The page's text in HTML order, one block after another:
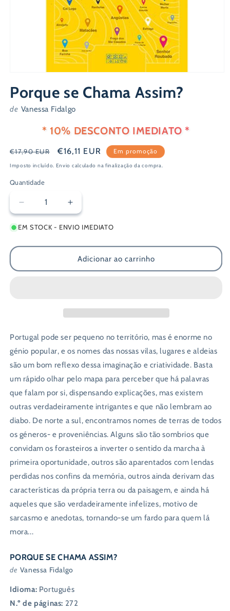
multimédia
1
em
modal
Porque se Chama Assim?
de Vanessa Fidalgo
* 10% DESCONTO IMEDIATO *
Preço
normal
€17,90 EUR
Preço
de
€16,11 EUR Em promoção
Imposto incluído. Envio calculado na finalização da compra.
Quantidade
Diminuir
a
quantidade
Porque
Chama
Aumentar
a
quantidade
Porque
se
Chama
EM STOCK - ENVIO IMEDIATO
Adicionar ao carrinho
Portugal pode ser pequeno no território, mas é enorme no
génio popular, e os nomes das nossas vilas, lugares e aldeias
são um bom reflexo dessa imaginação e criatividade. Basta
um rápido olhar pelo mapa para perceber que há palavras
que falam por si, dispensando explicações, mas existem
outras verdadeiramente intrigantes e que não lembram ao
diabo. De norte a sul, encontramos nomes de terras de todos
os géneros- e proveniências. Alguns são tão sombrios que
convidam os forasteiros a inverter o sentido da marcha à
primeira oportunidade, outros são aparentados com lendas
perdidas nos confins da memória, outros ainda derivam das
características da própria terra ou da paisagem, e ainda há
aqueles que são verdadeiramente infelizes, motivo de
sarcasmo e anedotas, tornando-se um fardo para quem lá
mora...
PORQUE SE CHAMA ASSIM?
de Vanessa Fidalgo
Idioma: Português
N.º de páginas: 272